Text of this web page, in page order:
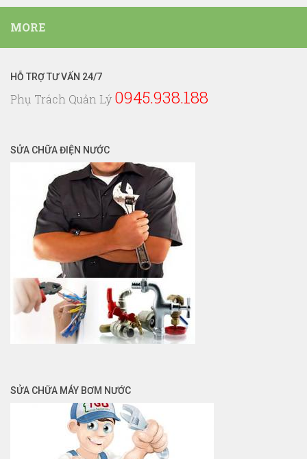
Vụ
Điện
MORE
HỖ TRỢ TƯ VẤN 24/7
Phụ Trách Quản Lý 0945.938.188
SỬA CHỮA ĐIỆN NƯỚC
SỬA CHỮA MÁY BƠM NƯỚC